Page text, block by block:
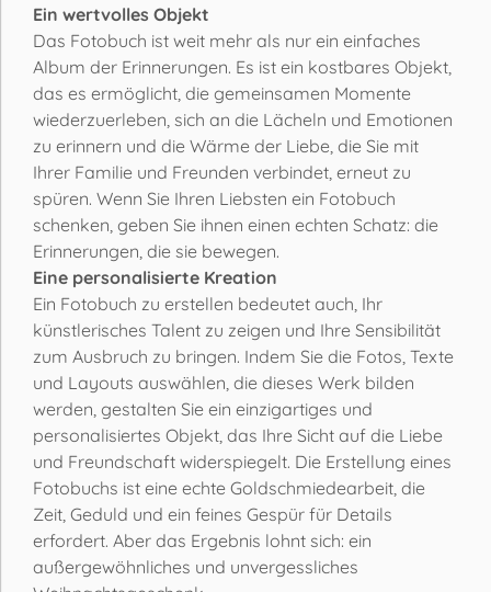
Ein wertvolles Objekt
Das Fotobuch ist weit mehr als nur ein einfaches
Album der Erinnerungen. Es ist ein kostbares Objekt,
das es ermöglicht, die gemeinsamen Momente
wiederzuerleben, sich an die Lächeln und Emotionen
zu erinnern und die Wärme der Liebe, die Sie mit
Ihrer Familie und Freunden verbindet, erneut zu
spüren. Wenn Sie Ihren Liebsten ein Fotobuch
schenken, geben Sie ihnen einen echten Schatz: die
Erinnerungen, die sie bewegen.
Eine personalisierte Kreation
Ein Fotobuch zu erstellen bedeutet auch, Ihr
künstlerisches Talent zu zeigen und Ihre Sensibilität
zum Ausbruch zu bringen. Indem Sie die Fotos, Texte
und Layouts auswählen, die dieses Werk bilden
werden, gestalten Sie ein einzigartiges und
personalisiertes Objekt, das Ihre Sicht auf die Liebe
und Freundschaft widerspiegelt. Die Erstellung eines
Fotobuchs ist eine echte Goldschmiedearbeit, die
Zeit, Geduld und ein feines Gespür für Details
erfordert. Aber das Ergebnis lohnt sich: ein
außergewöhnliches und unvergessliches